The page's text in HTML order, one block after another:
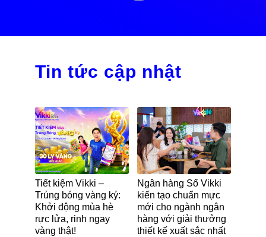
Tin tức cập nhật
Tiết kiệm Vikki –
Trúng bóng vàng ký:
Khởi động mùa hè
rực lửa, rinh ngay
vàng thật!
Ngân hàng Số Vikki
kiến tạo chuẩn mực
mới cho ngành ngân
hàng với giải thưởng
thiết kế xuất sắc nhất